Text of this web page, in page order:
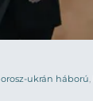
orosz-ukrán háború,